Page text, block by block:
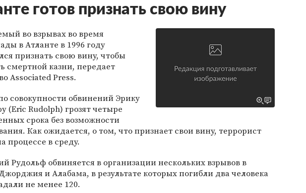
готов признать свою вину
во взрывах во время
в Атланте в 1996 году
признать свою вину, чтобы
смертной казни, передает
Associated Press.
совокупности обвинений Эрику
(Eric Rudolph) грозят четыре
срока без возможности
Как ожидается, о том, что признает свои вину, террорист
процессе в среду.
Рудольф обвиняется в организации нескольких взрывов в
и Алабама, в результате которых погибли два человека
не менее 120.